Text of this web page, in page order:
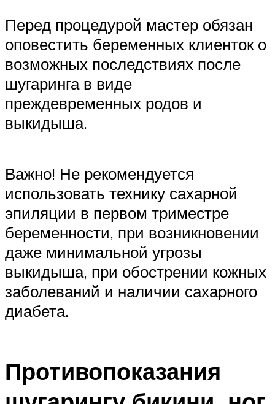
Перед процедурой мастер обязан
оповестить беременных клиенток о
возможных последствиях после
шугаринга в виде
преждевременных родов и
выкидыша.
Важно! Не рекомендуется
использовать технику сахарной
эпиляции в первом триместре
беременности, при возникновении
даже минимальной угрозы
выкидыша, при обострении кожных
заболеваний и наличии сахарного
диабета.
Противопоказания